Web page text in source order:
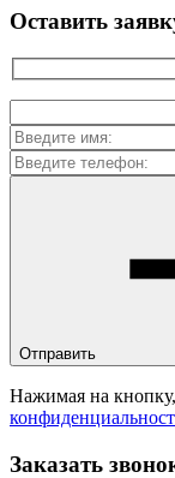
Оставить
Отправить
Нажимая на
Заказать